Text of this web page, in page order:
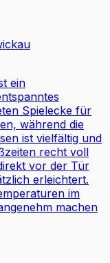
ein
Spielecke für
während die
ist vielfältig und
recht voll
vor der Tür
erleichtert.
im
machen